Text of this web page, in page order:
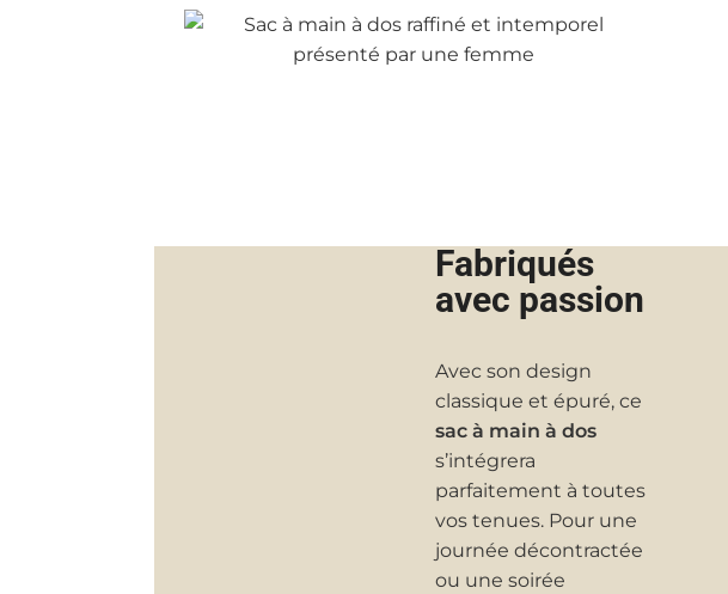
Fabriqués
avec passion
Avec son design
classique et épuré, ce
sac à main à dos
s’intégrera
parfaitement à toutes
vos tenues. Pour une
journée décontractée
ou une soirée